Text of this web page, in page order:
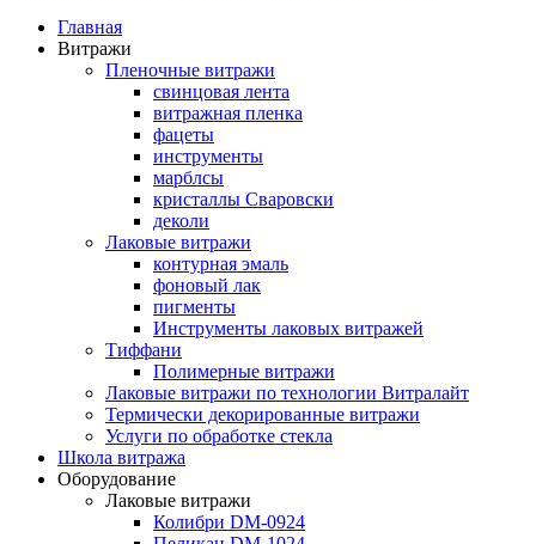
Главная
Витражи
Пленочные витражи
свинцовая лента
витражная пленка
фацеты
инструменты
марблсы
кристаллы Сваровски
деколи
Лаковые витражи
контурная эмаль
фоновый лак
пигменты
Инструменты лаковых витражей
Тиффани
Полимерные витражи
Лаковые витражи по технологии Витралайт
Термически декорированные витражи
Услуги по обработке стекла
Школа витража
Оборудование
Лаковые витражи
Колибри DM-0924